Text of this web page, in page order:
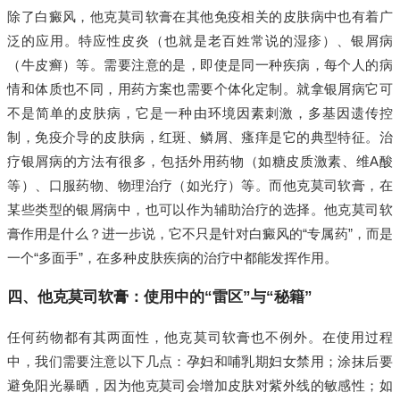
除了白癜风，他克莫司软膏在其他免疫相关的皮肤病中也有着广
泛的应用。特应性皮炎（也就是老百姓常说的湿疹）、银屑病
（牛皮癣）等。需要注意的是，即使是同一种疾病，每个人的病
情和体质也不同，用药方案也需要个体化定制。就拿银屑病它可
不是简单的皮肤病，它是一种由环境因素刺激，多基因遗传控
制，免疫介导的皮肤病，红斑、鳞屑、瘙痒是它的典型特征。治
疗银屑病的方法有很多，包括外用药物（如糖皮质激素、维A酸
等）、口服药物、物理治疗（如光疗）等。而他克莫司软膏，在
某些类型的银屑病中，也可以作为辅助治疗的选择。他克莫司软
膏作用是什么？进一步说，它不只是针对白癜风的“专属药”，而是
一个“多面手”，在多种皮肤疾病的治疗中都能发挥作用。
四、他克莫司软膏：使用中的“雷区”与“秘籍”
任何药物都有其两面性，他克莫司软膏也不例外。在使用过程
中，我们需要注意以下几点：孕妇和哺乳期妇女禁用；涂抹后要
避免阳光暴晒，因为他克莫司会增加皮肤对紫外线的敏感性；如